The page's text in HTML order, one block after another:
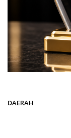
DAERAH